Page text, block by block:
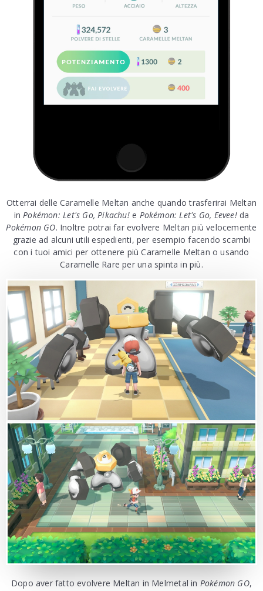
Otterrai delle Caramelle Meltan anche quando trasferirai Meltan
in Pokémon: Let's Go, Pikachu!e Pokémon: Let's Go, Eevee!da
Pokémon GO. Inoltre potrai far evolvere Meltan più velocemente
grazie ad alcuni utili espedienti, per esempio facendo scambi
con i tuoi amici per ottenere più Caramelle Meltan o usando
Caramelle Rare per una spinta in più.
Dopo aver fatto evolvere Meltan in Melmetal in Pokémon GO,